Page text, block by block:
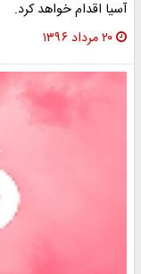
آسیا اقدام خواهد کرد.
۲۰ مرداد ۱۳۹۶